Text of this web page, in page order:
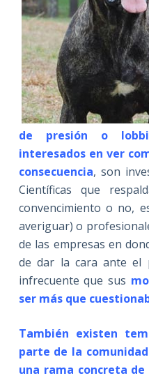
de presión o
interesados en ver
consecuencia, son
Científicas que
convencimiento o no,
averiguar) o
de las empresas en
de dar la cara ante el
infrecuente que sus
ser más que
También existen
parte de la
una rama concreta